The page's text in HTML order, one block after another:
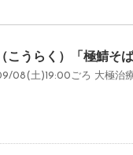
こうらく）「極鯖そ
08(土)19:00ごろ 大極治